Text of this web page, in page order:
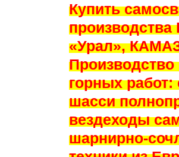
Купить
«Урал»,
горных работ:
шасси
вездеходы
шарнирно-